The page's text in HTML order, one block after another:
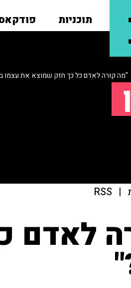
תוכניות
"מה קורה לאדם כל כך חזק שמוצא את עצמו
|
RSS
לאדם